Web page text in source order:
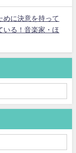
めに決意を持って
いる！音楽家・ほ